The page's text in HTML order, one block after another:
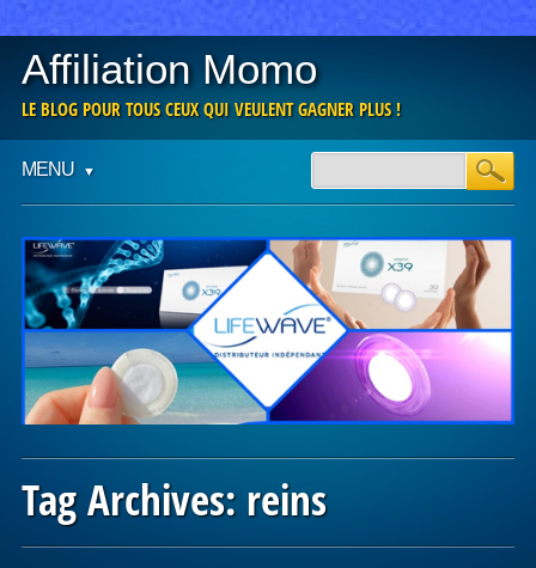
Affiliation Momo
LE BLOG POUR TOUS CEUX QUI VEULENT GAGNER PLUS !
Main menu
content
MENU
Tag Archives: reins